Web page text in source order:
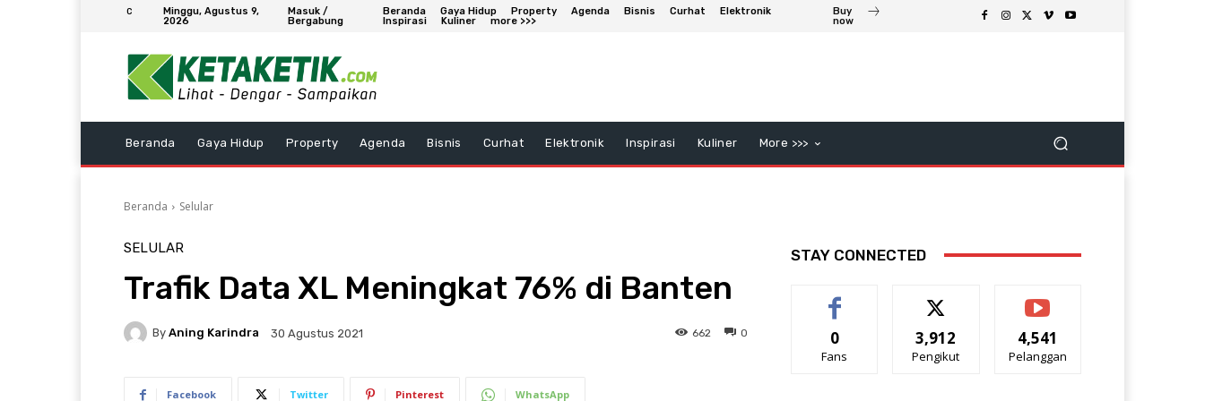
C
Minggu, Agustus 9,
2026
Masuk /
Bergabung
Beranda Gaya Hidup Property Agenda Bisnis Curhat
Elektronik
Inspirasi
Kuliner more >>>
Buy
now
Beranda Gaya Hidup Property Agenda Bisnis Curhat Elektronik Inspirasi Kuliner More >>>
Beranda Selular
SELULAR
Trafik Data XL Meningkat 76% di Banten
By Aning Karindra 30 Agustus 2021 0
662
Facebook Twitter Pinterest WhatsApp
STAY CONNECTED
0
Fans
3,912
Pengikut
4,541
Pelanggan